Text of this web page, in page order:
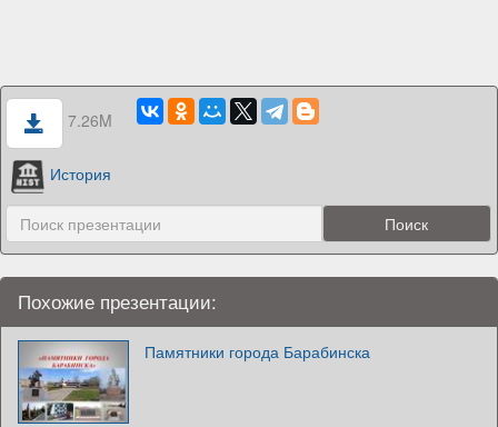
7.26M
История
Похожие презентации:
Памятники города Барабинска